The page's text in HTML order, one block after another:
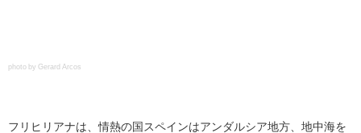
photo by Gerard Arcos
フリヒリアナは、情熱の国スペインはアンダルシア地方、地中海を